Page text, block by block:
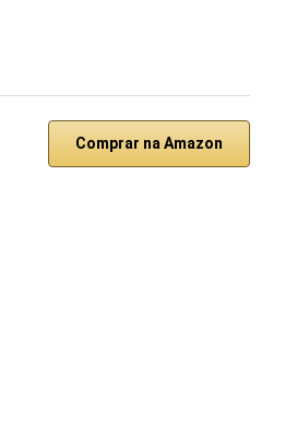
Comprar na Amazon